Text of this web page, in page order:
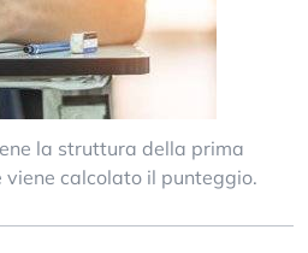
la struttura della prima
viene calcolato il punteggio.